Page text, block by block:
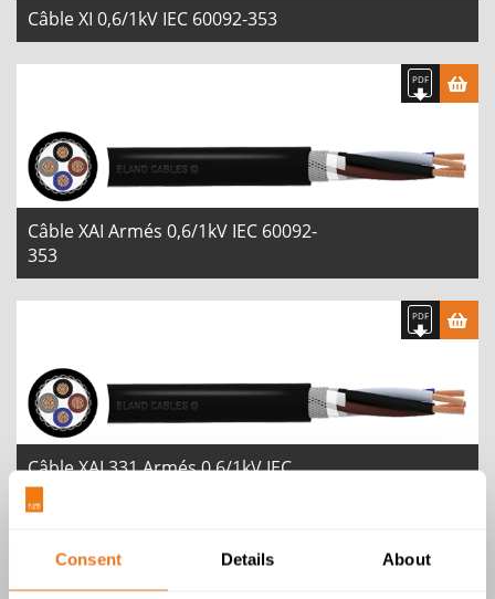
Consent Details About
Câble XI 0,6/1kV IEC 60092-353
Câble XAI Armés 0,6/1kV IEC 60092-
353
Câble XAI 331 Armés 0,6/1kV IEC
60092-353